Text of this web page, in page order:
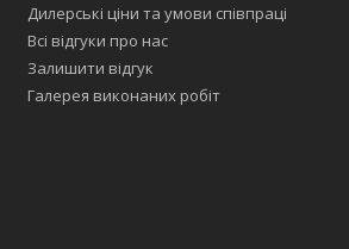
Дилерські ціни та умови співпраці
Всі відгуки про нас
Залишити відгук
Галерея виконаних робіт